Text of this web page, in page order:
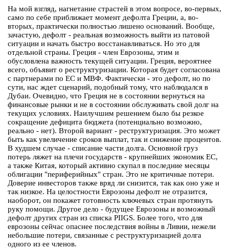
На мой взгляд, нагнетание страстей в этом вопросе, во-первых,
само по себе приближает момент дефолта Греции, а, во-
вторых, практически полностью лишено оснований. Вообще,
зачастую, дефолт - реальная возможность выйти из патовой
ситуации и начать быстро восстанавливаться. Но это для
отдельной страны. Греция - член Еврозоны, этим и
обусловлена важность текущей ситуации. Греция, вероятнее
всего, объявит о реструктуризации. Которая будет согласована
с партнерами по ЕС и МВФ. Фактически - это дефолт, но по
сути, нас ждет сценарий, подобный тому, что наблюдался в
Дубаи. Очевидно, что Греция не в состоянии вернуться на
финансовые рынки и не в состоянии обслуживать свой долг на
текущих условиях. Наилучшим решением было бы резкое
сокращение дефицита бюджета (потенциально возможно,
реально - нет). Второй вариант - реструктуризация. Это может
быть как увеличение сроков выплат, так и снижение процентов.
В худшем случае - списание части долга. Основной груз
потерь ляжет на плечи государств - крупнейших экономик ЕС,
а также Китая, который активно скупал в последние месяцы
облигации "периферийных" стран. Это не критичные потери.
Доверие инвесторов также вряд ли снизится, так как оно уже и
так низкое. На целостности Еврозоны дефолт не отразится,
наоборот, он покажет готовность ключевых стран протянуть
руку помощи. Другое дело - будущее Еврозоны и возможный
дефолт других стран из списка PIIGS. Более того, что для
еврозоны сейчас опаснее последствия войны в Ливии, нежели
небольшие потери, связанные с реструктуризацией долга
одного из ее членов.